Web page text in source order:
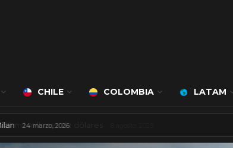
CHILE COLOMBIA LATAM
cargo de Bert Milan